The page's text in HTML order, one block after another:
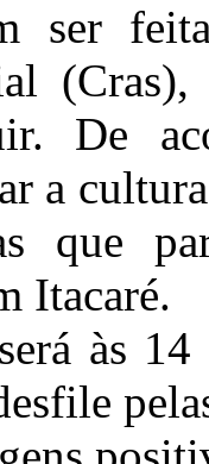
ser
De
a
que
Itacaré.
às